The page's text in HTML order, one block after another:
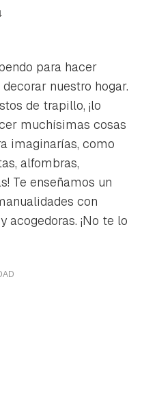
para hacer
nuestro hogar.
de trapillo, ¡lo
muchísimas cosas
imaginarías, como
alfombras,
Te enseñamos un
con
¡No te lo